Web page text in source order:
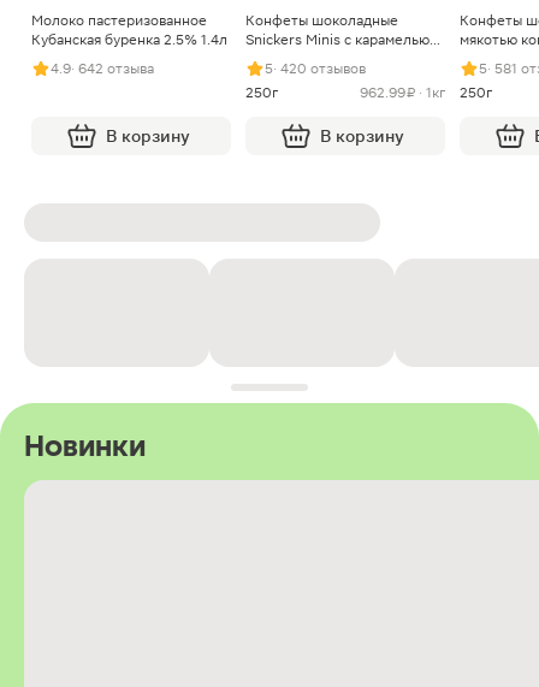
Молоко пастеризованное
Кубанская буренка 2.5% 1.4л
4.9· 642 отзыва
В корзину
Конфеты шоколадные
Snickers Minis с карамелью
арахисом и нугой
5· 420 отзывов
250г
962.99 ₽ · 1кг
В корзину
Конфеты
мякотью
5· 581
250г
Новинки